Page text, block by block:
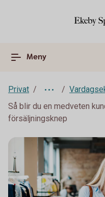
Meny
Privat
Så blir du en medveten
försäljningsknep